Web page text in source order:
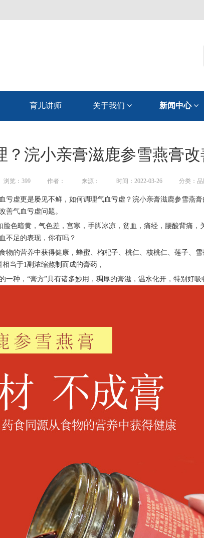
育儿讲师 关于我们 新闻中心
？浣小亲膏滋鹿参雪燕膏
浏览： 399 作者： 来源： 时间：2022-03-26 分类：品
亏虚更是屡见不鲜，如何调理气血亏虚？ 浣小亲膏滋鹿参雪燕膏
善气血亏虚问题。
脸色暗黄，气色差，宫寒，手脚冰凉，贫血，痛经，腰酸背痛
不足的表现，你有吗？
物的营养中获得健康，蜂蜜、枸杞子、桃仁、核桃仁、莲子、
当于1副浓缩熬制而成的膏药，
一种， “膏方”具有诸多妙用，稠厚的膏滋，温水化开，特别好